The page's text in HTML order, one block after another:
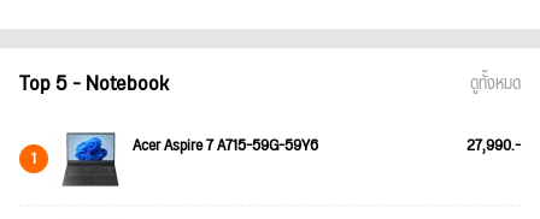
Top 5 - Notebook ดูทั้งหมด
1 Acer Aspire 7 A715-59G-59Y6 27,990.-